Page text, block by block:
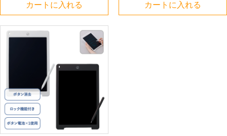
カートに入れる カートに入れる
お買い物を続ける